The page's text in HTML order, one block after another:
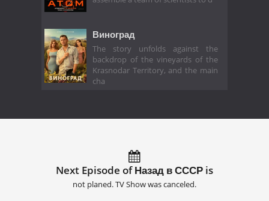
Виноград
The story unfolds against the
backdrop of the vineyards of the
Krasnodar Territory, and the main
cha
Next Episode of Назад в СССР is
not planed. TV Show was canceled.